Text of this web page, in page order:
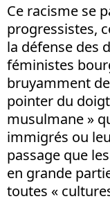
Ce racisme se
progressistes,
la défense des
féministes
bruyamment
pointer du
musulmane »
immigrés ou
passage que
en grande
toutes «